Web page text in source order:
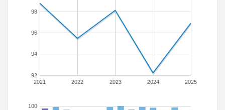
2021 2022 2023 2024 2025
92
94
96
98
100